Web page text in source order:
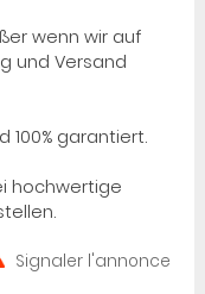
wenn wir auf
und Versand
100% garantiert.
hochwertige
Signaler l'annonce